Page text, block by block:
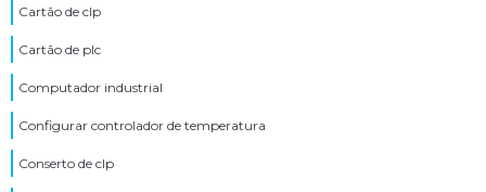
Cartão de clp
Cartão de plc
Computador industrial
Configurar controlador de temperatura
Conserto de clp